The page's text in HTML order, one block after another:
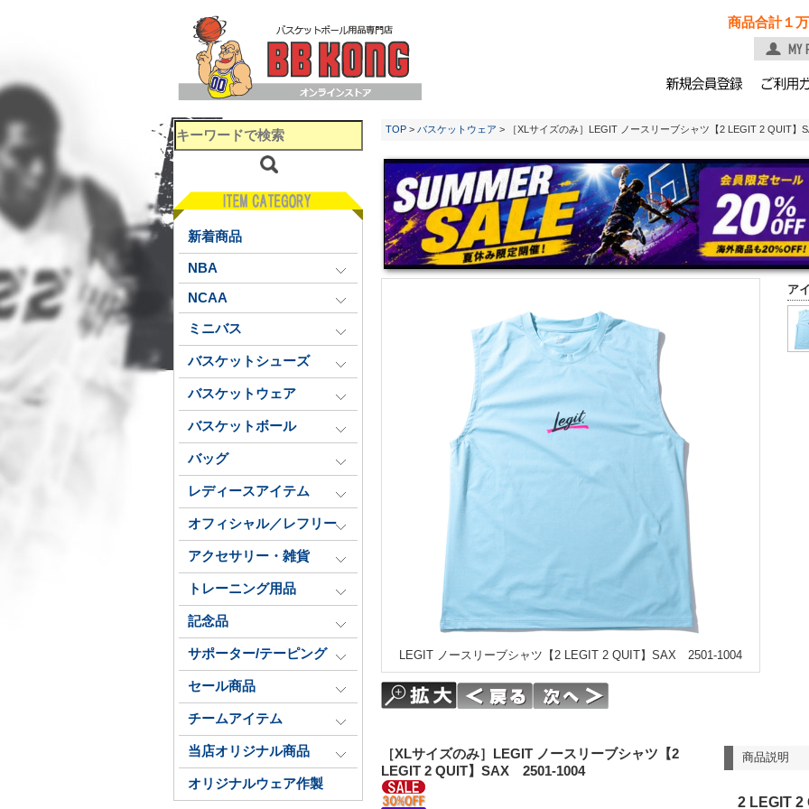
商品合計１
新着商品
NBA
NCAA
ミニバス
バスケットシューズ
バスケットウェア
バスケットボール
バッグ
レディースアイテム
オフィシャル／レフリー
アクセサリー・雑貨
トレーニング用品
記念品
サポーター/テーピング
セール商品
チームアイテム
当店オリジナル商品
オリジナルウェア作製
TOP > バスケットウェア > ［XLサイズのみ］LEGIT ノースリーブシャツ【2 LEGIT 2 QUIT
ア
LEGIT ノースリーブシャツ【2 LEGIT 2 QUIT】SAX 2501-1004
商品説明
2 LEGIT 2
［XLサイズのみ］LEGIT ノースリーブシャツ【2
LEGIT 2 QUIT】SAX 2501-1004